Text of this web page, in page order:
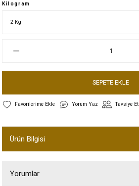
Kilogram
SEPETE EKLE
Yorum Yaz Tavsiye Et
Ürün Bilgisi
Yorumlar